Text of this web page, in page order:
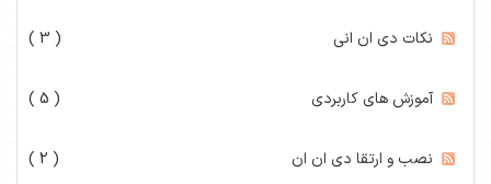
نکات دی ان انی ( 3 )
آموزش های کاربردی ( 5 )
نصب و ارتقا دی ان ان ( 2 )